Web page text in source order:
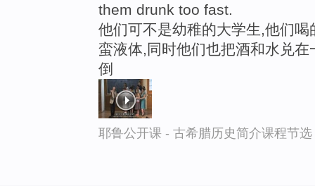
them drunk too fast.
他们可不是幼稚的大学生,他们
蛮液体,同时他们也把酒和水兑
倒
耶鲁公开课 - 古希腊历史简介课程节选